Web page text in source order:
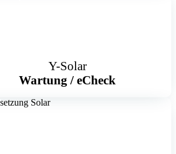
Y-Solar
Wartung / eCheck